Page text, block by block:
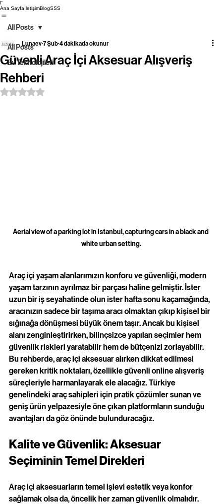
Γ
Ana SayfaİletişimBlogSSS
All Posts
Ev Teknolojileri
All Posts
Güvenli Araç İçi Aksesuar Alışveriş
Rehberi
Lunaev 7 Şub 4 dakikada okunur
5 üzerinden NaN yıldız
Aerial view of a parking lot in Istanbul, capturing cars in a black and
white urban setting.
Araç içi yaşam alanlarımızın konforu ve güvenliği, modern
yaşam tarzının ayrılmaz bir parçası haline gelmiştir. İster
uzun bir iş seyahatinde olun ister hafta sonu kaçamağında,
aracınızın sadece bir taşıma aracı olmaktan çıkıp kişisel bir
sığınağa dönüşmesi büyük önem taşır. Ancak bu kişisel
alanı zenginleştirirken, bilinçsizce yapılan seçimler hem
güvenlik riskleri yaratabilir hem de bütçenizi zorlayabilir.
Bu rehberde, araç içi aksesuar alırken dikkat edilmesi
gereken kritik noktaları, özellikle güvenli online alışveriş
süreçleriyle harmanlayarak ele alacağız. Türkiye
genelindeki araç sahipleri için pratik çözümler sunan ve
geniş ürün yelpazesiyle öne çıkan platformların sunduğu
avantajları da göz önünde bulunduracağız.
Kalite ve Güvenlik: Aksesuar
Seçiminin Temel Direkleri
Araç içi aksesuarların temel işlevi estetik veya konfor
sağlamak olsa da, öncelik her zaman güvenlik olmalıdır.